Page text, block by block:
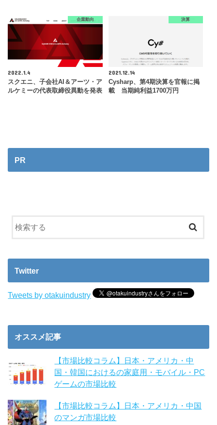
企業動向
2022.1.4
スクエニ、子会社AI＆アーツ・ア
ルケミーの代表取締役異動を発表
決算
2021.12.14
Cysharp、第4期決算を官報に掲
載 当期純利益1700万円
PR
Twitter
Tweets by otakuindustry
オススメ記事
【市場比較コラム】日本・アメリカ・中
国・韓国におけるの家庭用・モバイル・PC
ゲームの市場比較
【市場比較コラム】日本・アメリカ・中国
のマンガ市場比較